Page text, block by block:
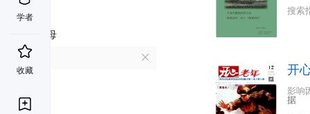
学者
收藏
首字母
搜索
开
影响
据